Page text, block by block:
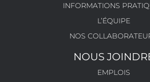
INFORMATIONS
L’ÉQUIPE
NOS
NOUS
EMPLOIS